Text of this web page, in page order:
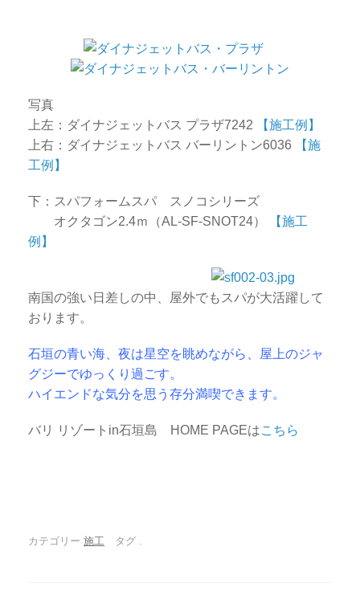
写真
上左：ダイナジェットバス プラザ7242
【施工例】
上右：ダイナジェットバス バーリントン6036 【施
工例】
下：スパフォームスパ スノコシリーズ
オクタゴン2.4ｍ（AL-SF-SNOT24）
【施工
例】
南国の強い日差しの中、屋外でもスパが大活躍して
おります。
石垣の青い海、夜は星空を眺めながら、屋上のジャ
グジーでゆっくり過ごす。
ハイエンドな気分を思う存分満喫できます。
バリ リゾートin石垣島 HOME PAGEはこちら
カテゴリー 施工 タグ